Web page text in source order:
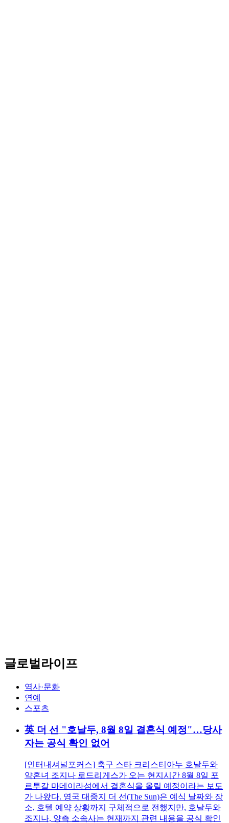
글로벌라이프
역사·문화
연예
스포츠
英 더 선 "호날두, 8월 8일 결혼식 예정"…당사
자는 공식 확인 없어
[인터내셔널포커스] 축구 스타 크리스티아누 호날두와
약혼녀 조지나 로드리게스가 오는 현지시간 8월 8일 포
르투갈 마데이라섬에서 결혼식을 올릴 예정이라는 보도
가 나왔다. 영국 대중지 더 선(The Sun)은 예식 날짜와 장
소, 호텔 예약 상황까지 구체적으로 전했지만, 호날두와
조지나, 양측 소속사는 현재까지 관련 내용을 공식 확인